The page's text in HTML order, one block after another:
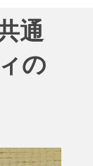
通
の